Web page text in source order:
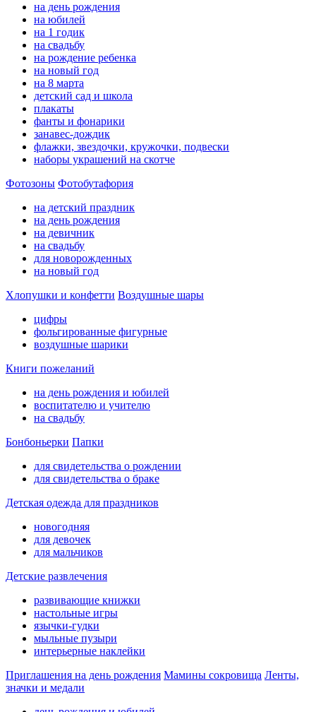
на день рождения
на юбилей
на 1 годик
на свадьбу
на рождение ребенка
на новый год
на 8 марта
детский сад и школа
плакаты
фанты и фонарики
занавес-дождик
флажки, звездочки, кружочки, подвески
наборы украшений на скотче
Фотозоны Фотобутафория
на детский праздник
на день рождения
на девичник
на свадьбу
для новорожденных
на новый год
Хлопушки и конфетти Воздушные шары
цифры
фольгированные фигурные
воздушные шарики
Книги пожеланий
на день рождения и юбилей
воспитателю и учителю
на свадьбу
Бонбоньерки Папки
для свидетельства о рождении
для свидетельства о браке
Детская одежда для праздников
новогодняя
для девочек
для мальчиков
Детские развлечения
развивающие книжки
настольные игры
язычки-гудки
мыльные пузыри
интерьерные наклейки
Приглашения на день рождения Мамины сокровища Ленты,
значки и медали